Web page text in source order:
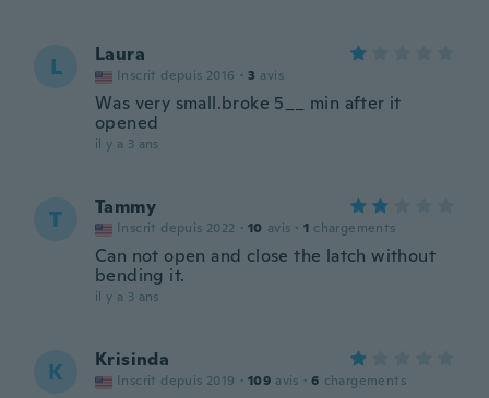
L Laura
Inscrit depuis 2016 · 3 avis
Was very small.broke 5__ min after it
opened
il y a 3 ans
T Tammy
Inscrit depuis 2022 · 10 avis · 1 chargements
Can not open and close the latch without
bending it.
il y a 3 ans
K Krisinda
Inscrit depuis 2019 · 109 avis · 6 chargements